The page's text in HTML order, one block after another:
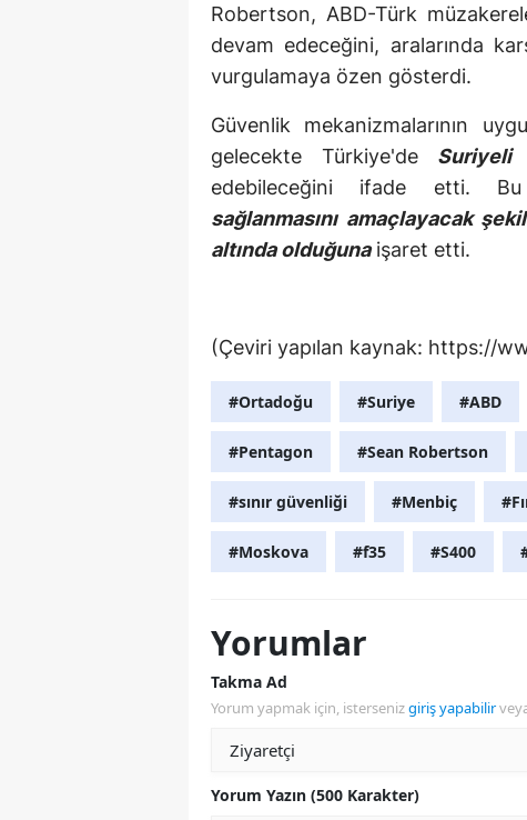
Robertson, ABD-Türk
devam edeceğini, aralarında
vurgulamaya özen gösterdi.
Güvenlik mekanizmalarının
gelecekte Türkiye'de Suriyeli
edebileceğini ifade etti.
sağlanmasını amaçlayacak
altında olduğunaişaret etti.
(Çeviri yapılan kaynak: https://
#Ortadoğu #Suriye #ABD
#Pentagon #Sean Robertson
#sınır güvenliği #Menbiç
#Moskova #f35 #S400
Yorumlar
Takma Ad
Yorum yapmak için, istersenizgiriş yapabilir
Yorum Yazın (500 Karakter)